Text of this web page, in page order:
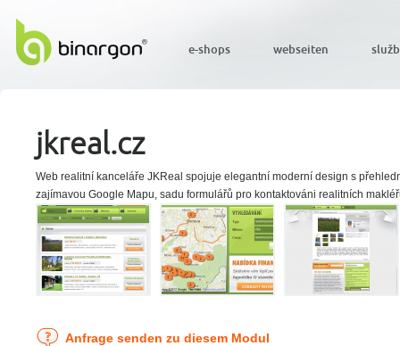
jkreal.cz
Web realitní kanceláře JKReal spojuje elegantní moderní design s
zajímavou Google Mapu, sadu formulářů pro kontaktováni realitních
Anfrage senden zu diesem Modul
e-shops webseiten